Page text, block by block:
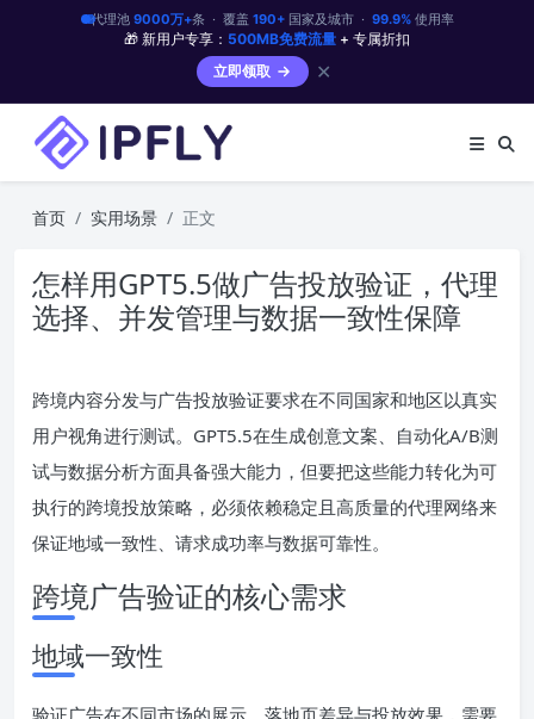
代理池 9000万+条 · 覆盖 190+国家及城市 · 99.9%使用率
🎁 新用户专享： 500MB免费流量 + 专属折扣
立即领取
✕
首页 实用场景 正文
怎样用GPT5.5做广告投放验证，代理
选择、并发管理与数据一致性保障
跨境内容分发与广告投放验证要求在不同国家和地区以真实
用户视角进行测试。GPT5.5在生成创意文案、自动化A/B测
试与数据分析方面具备强大能力，但要把这些能力转化为可
执行的跨境投放策略，必须依赖稳定且高质量的代理网络来
保证地域一致性、请求成功率与数据可靠性。
跨境广告验证的核心需求
地域一致性
验证广告在不同市场的展示、落地页差异与投放效果，需要